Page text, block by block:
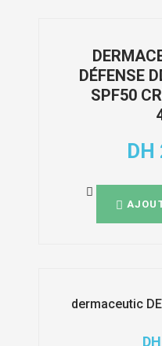
DÉFENSE
SPF50
DH
dermaceutic
DH